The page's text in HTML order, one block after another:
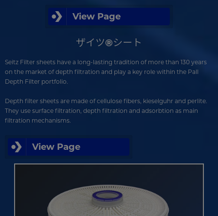
View Page
ザイツ®シート
Seitz Filter sheets have a long-lasting tradition of more than 130 years
on the market of depth filtration and play a key role within the Pall
Depth Filter portfolio.
Depth filter sheets are made of cellulose fibers, kieselguhr and perlite.
They use surface filtration, depth filtration and adsorbtion as main
filtration mechanisms.
View Page